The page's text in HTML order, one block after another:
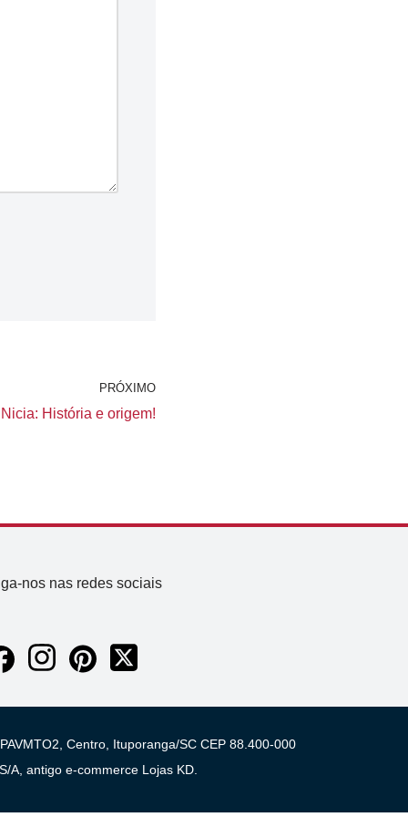
PRÓXIMO
História e origem!
nos nas redes sociais
Centro, Ituporanga/SC CEP 88.400-000
A, antigo e-commerce Lojas KD.